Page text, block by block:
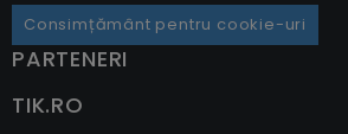
Consimțământ pentru cookie-uri
PARTENERI
TIK.RO